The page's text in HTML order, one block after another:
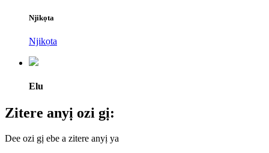
Njikọta
Njikọta
Elu
Zitere anyị ozi gị:
Dee ozi gị ebe a zitere anyị ya